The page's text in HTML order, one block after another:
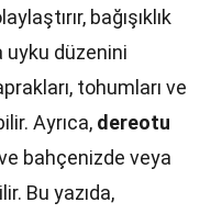
bağışıklık
düzenini
tohumları ve
Ayrıca, dereotu
bahçenizde veya
Bu yazıda,